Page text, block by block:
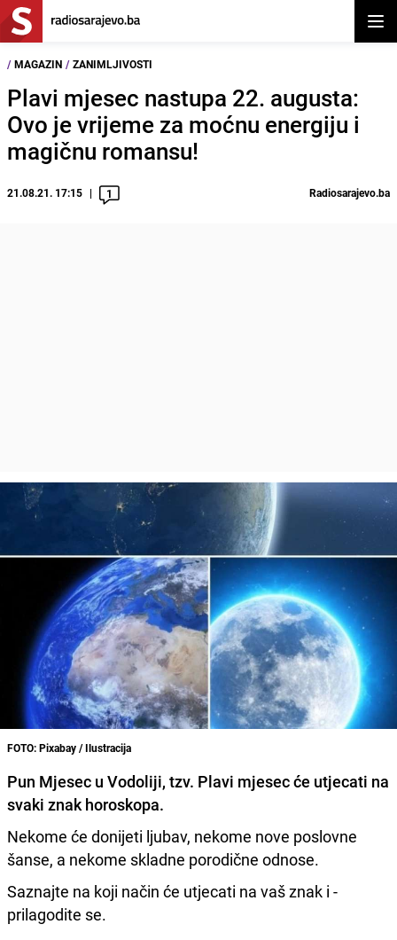
/ MAGAZIN / ZANIMLJIVOSTI
Plavi mjesec nastupa 22. augusta:
Ovo je vrijeme za moćnu energiju i
magičnu romansu!
21.08.21. 17:15 1 Radiosarajevo.ba
FOTO: Pixabay / Ilustracija
Pun Mjesec u Vodoliji, tzv. Plavi mjesecće utjecati na
svaki znak horoskopa.
Nekome će donijeti ljubav, nekome nove poslovne
šanse, a nekome skladne porodične odnose.
Saznajte na koji način će utjecati na vaš znak i -
prilagodite se.